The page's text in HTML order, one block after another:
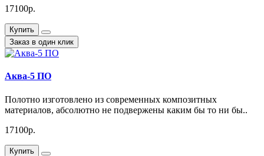
17100р.
Купить
Заказ в один клик
Аква-5 ПО
Полотно изготовлено из современных композитных
материалов, абсолютно не подвержены каким бы то ни бы..
17100р.
Купить